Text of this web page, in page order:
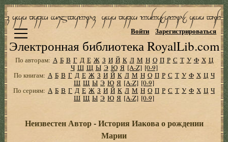
Электронная библиотека RoyalLib.com
Войти Зарегистрироваться
По авторам: А Б В Г Д Е Ж З И Й К Л М Н О П Р С Т У Ф Х Ц
Ч Ш Щ Ы Э Ю Я [A-Z] [0-9]
По книгам: А Б В Г Д Е Ж З И Й К Л М Н О П Р С Т У Ф Х Ц Ч
Ш Щ Ы Э Ю Я [A-Z] [0-9]
По сериям: А Б В Г Д Е Ж З И Й К Л М Н О П Р С Т У Ф Х Ц Ч
Ш Щ Ы Э Ю Я [A-Z] [0-9]
Неизвестен Автор - Истоpия Иакова о pождении
Маpии